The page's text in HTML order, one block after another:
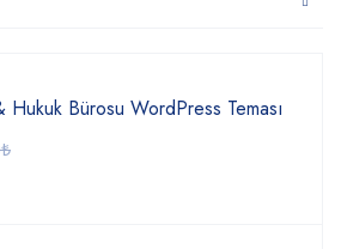
Bürosu WordPress Teması
₺